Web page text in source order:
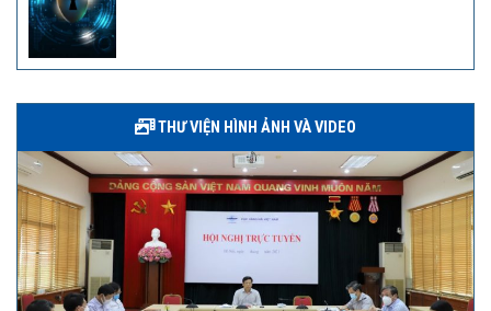
THƯ VIỆN HÌNH ẢNH VÀ VIDEO